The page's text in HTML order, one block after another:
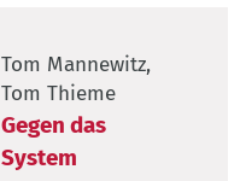
Tom Mannewitz,
Tom Thieme
Gegen das
System